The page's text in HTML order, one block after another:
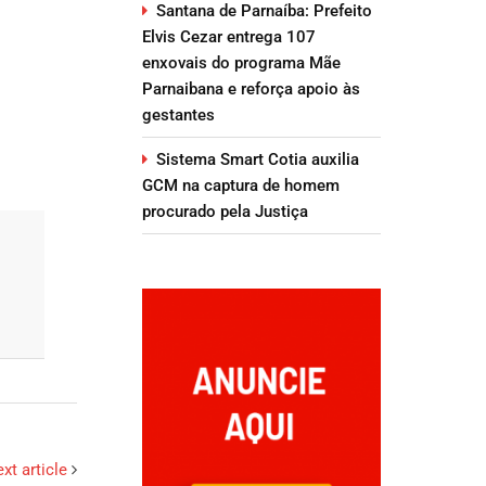
article
Santana de Parnaíba: Prefeito
Elvis Cezar entrega 107
enxovais do programa Mãe
Parnaibana e reforça apoio às
gestantes
Sistema Smart Cotia auxilia
GCM na captura de homem
procurado pela Justiça